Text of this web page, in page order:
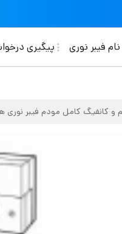
فیبر نوری پیگیری
و کانفیگ کامل مودم فیبر